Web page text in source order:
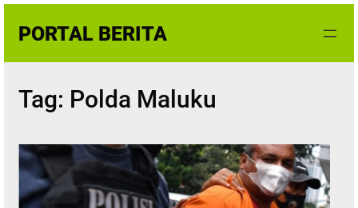
content
PORTAL BERITA
Tag: Polda Maluku